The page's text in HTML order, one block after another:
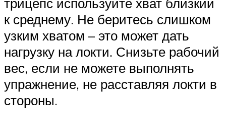
к среднему. Не беритесь слишком
узким хватом – это может дать
нагрузку на локти. Снизьте рабочий
вес, если не можете выполнять
упражнение, не расставляя локти в
стороны.